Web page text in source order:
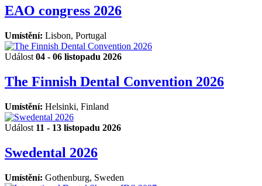
EAO congress 2026
Umístění: Lisbon, Portugal
Událost 04 - 06 listopadu 2026
The Finnish Dental Convention 2026
Umístění: Helsinki, Finland
Událost 11 - 13 listopadu 2026
Swedental 2026
Umístění: Gothenburg, Sweden